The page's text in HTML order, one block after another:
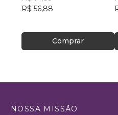
R$ 56,88
Comprar
NOSSA MISSÃO